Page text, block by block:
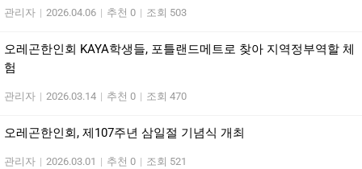
관리자 | 2026.04.06 | 추천 0 | 조회 503
오레곤한인회 KAYA학생들, 포틀랜드메트로 찾아 지역정부역할 체
험
관리자 | 2026.03.14 | 추천 0 | 조회 470
오레곤한인회, 제107주년 삼일절 기념식 개최
관리자 | 2026.03.01 | 추천 0 | 조회 521